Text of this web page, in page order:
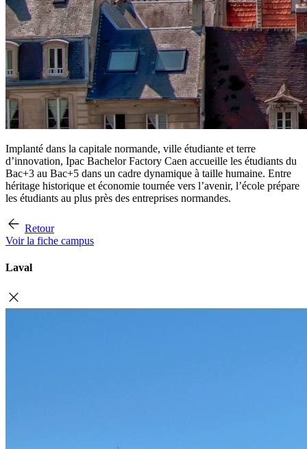
Implanté dans la capitale normande, ville étudiante et terre
d’innovation, Ipac Bachelor Factory Caen accueille les étudiants du
Bac+3 au Bac+5 dans un cadre dynamique à taille humaine. Entre
héritage historique et économie tournée vers l’avenir, l’école prépare
les étudiants au plus près des entreprises normandes.
Retour
Voir la fiche campus
Laval